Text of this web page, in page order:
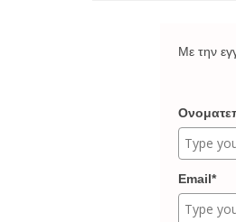
Με την
Email*